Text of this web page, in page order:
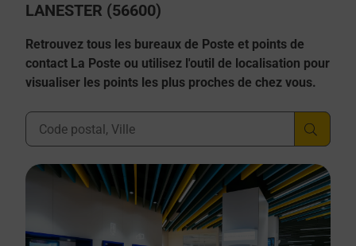
LANESTER (56600)
Retrouvez tous les bureaux de Poste et points de
contact La Poste ou utilisez l'outil de localisation pour
visualiser les points les plus proches de chez vous.
Ville, Département, Code Postal